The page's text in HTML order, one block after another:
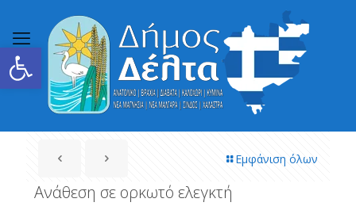
Ανοίξτε τη γραμμή εργαλείων
Εμφάνιση όλων
Ανάθεση σε ορκωτό ελεγκτή